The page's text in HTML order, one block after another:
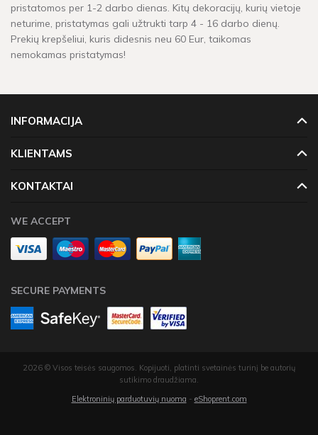
pristatomos per 1-2 darbo dienas. Kitų dekoracijų, kurių vietoje
neturime, pristatymas gali užtrukti tarp 4 - 16 darbo dienų.
Prekių krepšeliui, kuris didesnis neu 60 Eur, taikomas
nemokamas pristatymas!
INFORMACIJA
KLIENTAMS
KONTAKTAI
WE ACCEPT
SECURE PAYMENTS
2026 © Visos teisės saugomos. Kopijuoti, platinti svetainės turinį be autorių
sutikimo draudžiama.
Elektroninių parduotuvių nuoma - eShoprent.com